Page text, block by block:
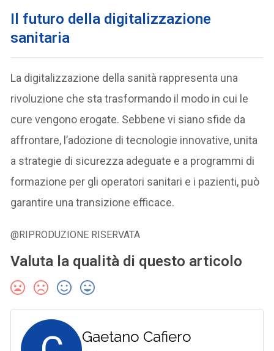
Il futuro della digitalizzazione
sanitaria
La digitalizzazione della sanità rappresenta una
rivoluzione che sta trasformando il modo in cui le
cure vengono erogate. Sebbene vi siano sfide da
affrontare, l’adozione di tecnologie innovative, unita
a strategie di sicurezza adeguate e a programmi di
formazione per gli operatori sanitari e i pazienti, può
garantire una transizione efficace.
@RIPRODUZIONE RISERVATA
Valuta la qualità di questo articolo
Gaetano Cafiero